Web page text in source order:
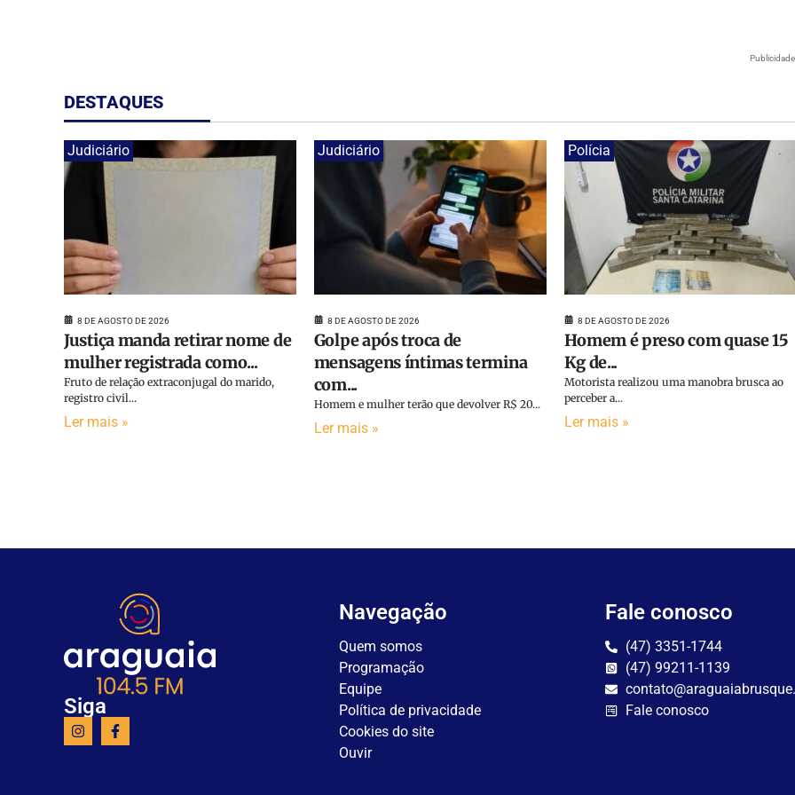
Publicidade
DESTAQUES
Judiciário
8 DE AGOSTO DE 2026
Justiça manda retirar nome de
mulher registrada como...
Fruto de relação extraconjugal do marido,
registro civil...
Ler mais »
Judiciário
8 DE AGOSTO DE 2026
Golpe após troca de
mensagens íntimas termina
com...
Homem e mulher terão que devolver R$ 20...
Ler mais »
Polícia
8 DE AGOSTO DE 2026
Homem é preso com quase 15
Kg de...
Motorista realizou uma manobra brusca ao
perceber a...
Ler mais »
Siga
Navegação
Quem somos
Programação
Equipe
Política de privacidade
Cookies do site
Ouvir
Fale conosco
(47) 3351-1744
(47) 99211-1139
Fale conosco